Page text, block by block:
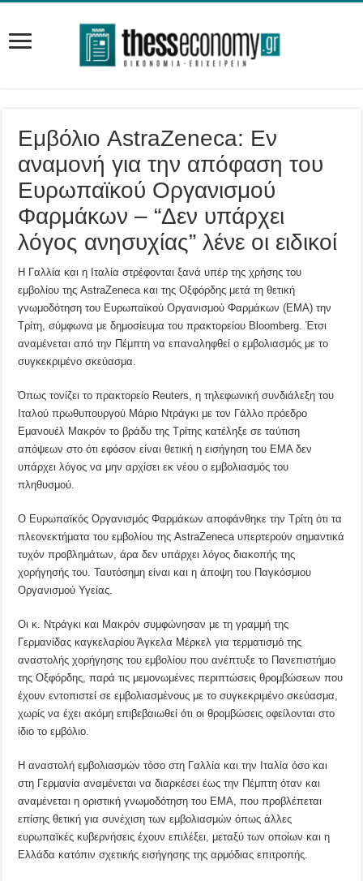
Εμβόλιο AstraZeneca: Εν
αναμονή για την απόφαση του
Ευρωπαϊκού Οργανισμού
Φαρμάκων – “Δεν υπάρχει
λόγος ανησυχίας” λένε οι ειδικοί
Η Γαλλία και η Ιταλία στρέφονται ξανά υπέρ της χρήσης του
εμβολίου της AstraZeneca και της Οξφόρδης μετά τη θετική
γνωμοδότηση του Ευρωπαϊκού Οργανισμού Φαρμάκων (ΕΜΑ) την
Τρίτη, σύμφωνα με δημοσίευμα του πρακτορείου Bloomberg. Έτσι
αναμένεται από την Πέμπτη να επαναληφθεί ο εμβολιασμός με το
συγκεκριμένο σκεύασμα.
Όπως τονίζει το πρακτορείο Reuters, η τηλεφωνική συνδιάλεξη του
Ιταλού πρωθυπουργού Μάριο Ντράγκι με τον Γάλλο πρόεδρο
Εμανουέλ Μακρόν το βράδυ της Τρίτης κατέληξε σε ταύτιση
απόψεων στο ότι εφόσον είναι θετική η εισήγηση του ΕΜΑ δεν
υπάρχει λόγος να μην αρχίσει εκ νέου ο εμβολιασμός του
πληθυσμού.
Ο Ευρωπαϊκός Οργανισμός Φαρμάκων αποφάνθηκε την Τρίτη ότι τα
πλεονεκτήματα του εμβολίου της AstraZeneca υπερτερούν σημαντικά
τυχόν προβλημάτων, άρα δεν υπάρχει λόγος διακοπής της
χορήγησής του. Ταυτόσημη είναι και η άποψη του Παγκόσμιου
Οργανισμού Υγείας.
Οι κ. Ντράγκι και Μακρόν συμφώνησαν με τη γραμμή της
Γερμανίδας καγκελαρίου Άγκελα Μέρκελ για τερματισμό της
αναστολής χορήγησης του εμβολίου που ανέπτυξε το Πανεπιστήμιο
της Οξφόρδης, παρά τις μεμονωμένες περιπτώσεις θρομβώσεων που
έχουν εντοπιστεί σε εμβολιασμένους με το συγκεκριμένο σκεύασμα,
χωρίς να έχει ακόμη επιβεβαιωθεί ότι οι θρομβώσεις οφείλονται στο
ίδιο το εμβόλιο.
Η αναστολή εμβολιασμών τόσο στη Γαλλία και την Ιταλία όσο και
στη Γερμανία αναμένεται να διαρκέσει έως την Πέμπτη όταν και
αναμένεται η οριστική γνωμοδότηση του ΕΜΑ, που προβλέπεται
επίσης θετική για συνέχιση των εμβολιασμών όπως άλλες
ευρωπαϊκές κυβερνήσεις έχουν επιλέξει, μεταξύ των οποίων και η
Ελλάδα κατόπιν σχετικής εισήγησης της αρμόδιας επιτροπής.